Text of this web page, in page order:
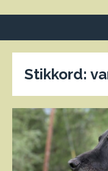
Stikkord: